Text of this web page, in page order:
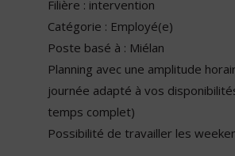
Filière : intervention
Catégorie : Employé(e)
Poste basé à : Miélan
Planning avec une amplitude
journée adapté à vos
temps complet)
Possibilité de travailler les